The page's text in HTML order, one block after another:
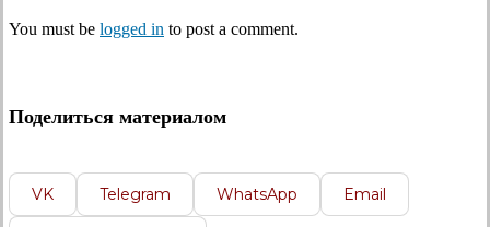
You must be logged in to post a comment.
Поделиться материалом
VK Telegram WhatsApp Email